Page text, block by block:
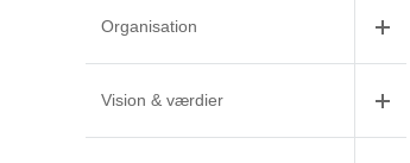
Organisation
Vision & værdier